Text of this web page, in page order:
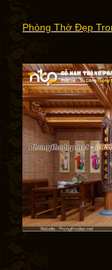
Phòng Thờ Đẹp